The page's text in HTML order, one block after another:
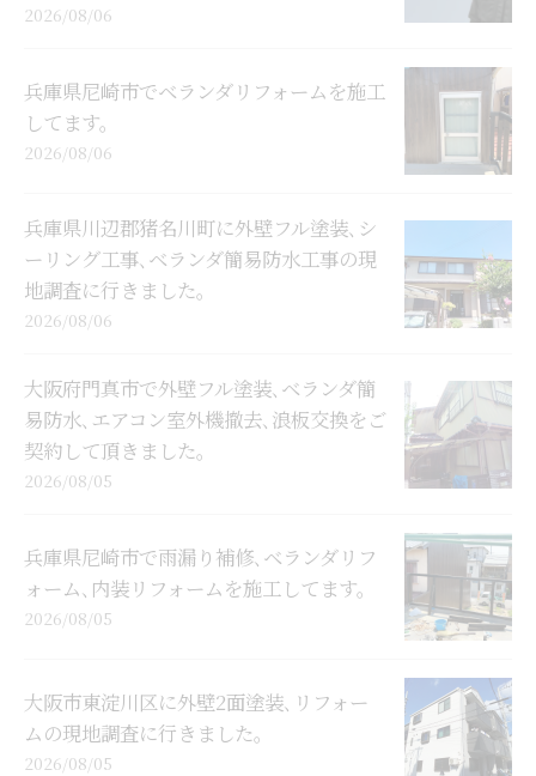
2026/08/06
兵庫県尼崎市でベランダリフォームを施工
してます。
2026/08/06
兵庫県川辺郡猪名川町に外壁フル塗装､シ
ーリング工事､ベランダ簡易防水工事の現
地調査に行きました。
2026/08/06
大阪府門真市で外壁フル塗装､ベランダ簡
易防水､エアコン室外機撤去､浪板交換をご
契約して頂きました。
2026/08/05
兵庫県尼崎市で雨漏り補修､ベランダリフ
ォーム､内装リフォームを施工してます。
2026/08/05
大阪市東淀川区に外壁2面塗装､リフォー
ムの現地調査に行きました。
2026/08/05